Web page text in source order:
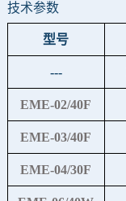
技术参数
型号
---
EME-02/40F
EME-03/40F
EME-04/30F